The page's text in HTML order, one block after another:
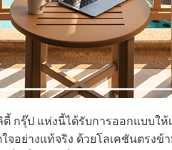
ป แห่งนี้ได้รับการออกแบบให้เ
จอย่างแท้จริง ด้วยโลเคชันตร